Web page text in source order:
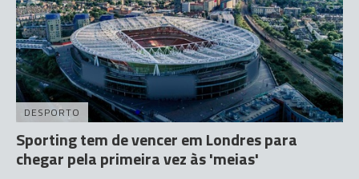
DESPORTO
Sporting tem de vencer em Londres para
chegar pela primeira vez às 'meias'